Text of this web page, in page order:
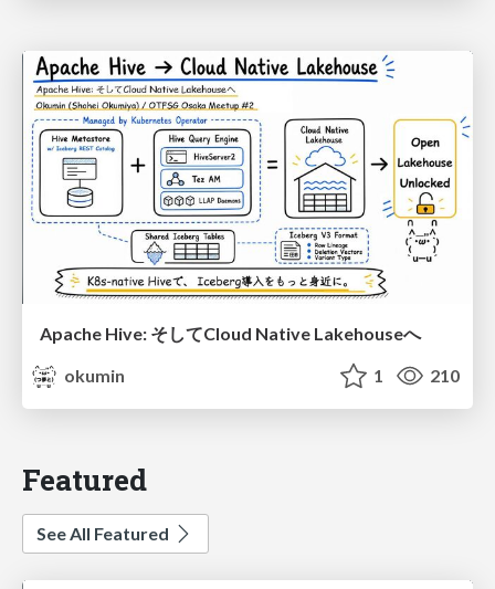
Apache Hive: そしてCloud Native Lakehouseへ
okumin
1 210
Featured
See All Featured